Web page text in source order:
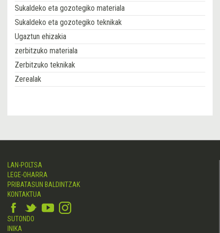
Sukaldeko eta gozotegiko materiala
Sukaldeko eta gozotegiko teknikak
Ugaztun ehizakia
zerbitzuko materiala
Zerbitzuko teknikak
Zerealak
LAN-POLTSA
LEGE-OHARRA
PRIBATASUN BALDINTZAK
KONTAKTUA
SUTONDO
INIKA